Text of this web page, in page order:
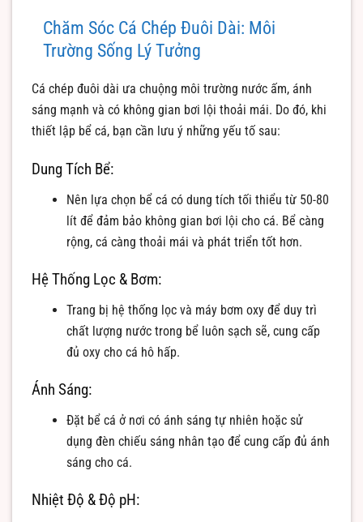
Chăm Sóc Cá Chép Đuôi Dài: Môi
Trường Sống Lý Tưởng
Cá chép đuôi dài ưa chuộng môi trường nước ấm, ánh
sáng mạnh và có không gian bơi lội thoải mái. Do đó, khi
thiết lập bể cá, bạn cần lưu ý những yếu tố sau:
Dung Tích Bể:
Nên lựa chọn bể cá có dung tích tối thiểu từ 50-80
lít để đảm bảo không gian bơi lội cho cá. Bể càng
rộng, cá càng thoải mái và phát triển tốt hơn.
Hệ Thống Lọc & Bơm:
Trang bị hệ thống lọc và máy bơm oxy để duy trì
chất lượng nước trong bể luôn sạch sẽ, cung cấp
đủ oxy cho cá hô hấp.
Ánh Sáng:
Đặt bể cá ở nơi có ánh sáng tự nhiên hoặc sử
dụng đèn chiếu sáng nhân tạo để cung cấp đủ ánh
sáng cho cá.
Nhiệt Độ & Độ pH: